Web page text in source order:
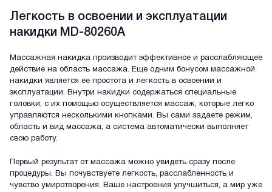
Легкость в освоении и эксплуатации
накидки MD-80260A
Массажная накидка производит эффективное и расслабляющее
действие на область массажа. Еще одним бонусом массажной
накидки является ее простота и легкость в освоении и
эксплуатации. Внутри накидки содержаться специальные
головки, с их помощью осуществляется массаж, которые легко
управляются несколькими кнопками. Вы сами задаете режим,
область и вид массажа, а система автоматически выполняет
свою работу.
Первый результат от массажа можно увидеть сразу после
процедуры. Вы почувствуете легкость, расслабленность и
чувство умиротворения. Ваше настроения улучшиться, а мир уже